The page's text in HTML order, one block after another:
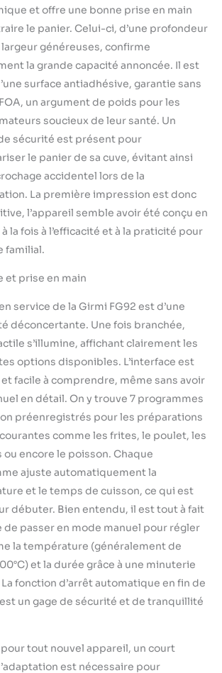
minuteur de 60
minutes : grande
flexibilité pour
s’adapter à toutes
les recettes, des
plus délicates aux
plus
croustillantes.
et offre une bonne prise en main
le panier. Celui-ci, d’une profondeur
largeur généreuses, confirme
la grande capacité annoncée. Il est
surface antiadhésive, garantie sans
un argument de poids pour les
soucieux de leur santé. Un
sécurité est présent pour
le panier de sa cuve, évitant ainsi
accidentel lors de la
La première impression est donc
l’appareil semble avoir été conçu en
la fois à l’efficacité et à la praticité pour
familial.
et prise en main
service de la Girmi FG92 est d’une
déconcertante. Une fois branchée,
s’illumine, affichant clairement les
options disponibles. L’interface est
facile à comprendre, même sans avoir
en détail. On y trouve 7 programmes
préenregistrés pour les préparations
comme les frites, le poulet, les
ou encore le poisson. Chaque
ajuste automatiquement la
et le temps de cuisson, ce qui est
débuter. Bien entendu, il est tout à fait
de passer en mode manuel pour régler
la température (généralement de
et la durée grâce à une minuterie
fonction d’arrêt automatique en fin de
un gage de sécurité et de tranquillité
tout nouvel appareil, un court
est nécessaire pour